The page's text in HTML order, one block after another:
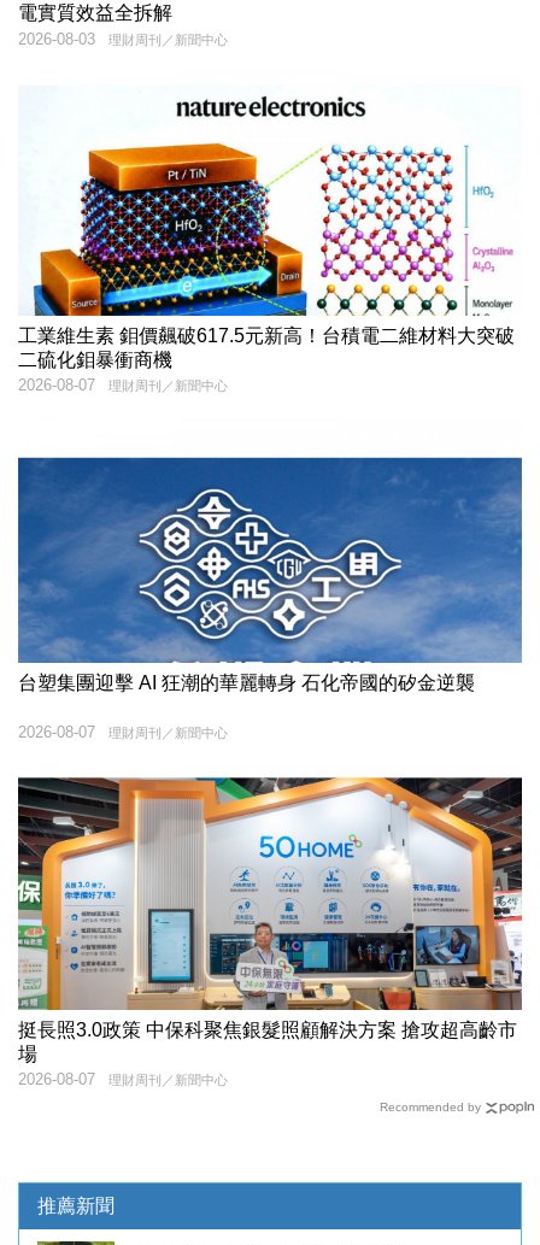
電實質效益全拆解
理財周刊／新聞中心
2026-08-03
工業維生素 鉬價飆破617.5元新高！台積電二維材料大突破
二硫化鉬暴衝商機
理財周刊／新聞中心
2026-08-07
台塑集團迎擊 AI 狂潮的華麗轉身 石化帝國的矽金逆襲
理財周刊／新聞中心
2026-08-07
挺長照3.0政策 中保科聚焦銀髮照顧解決方案 搶攻超高齡市
場
理財周刊／新聞中心
2026-08-07
Recommended by
推薦新聞